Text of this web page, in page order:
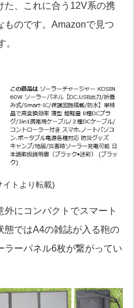
た、これに合う12V系の携
ものです。Amazonで見つ
。
イトより転載)
にコンパクトでスマート
態ではA4の雑誌が入る鞄の
ラーパネル6枚が繋がってい